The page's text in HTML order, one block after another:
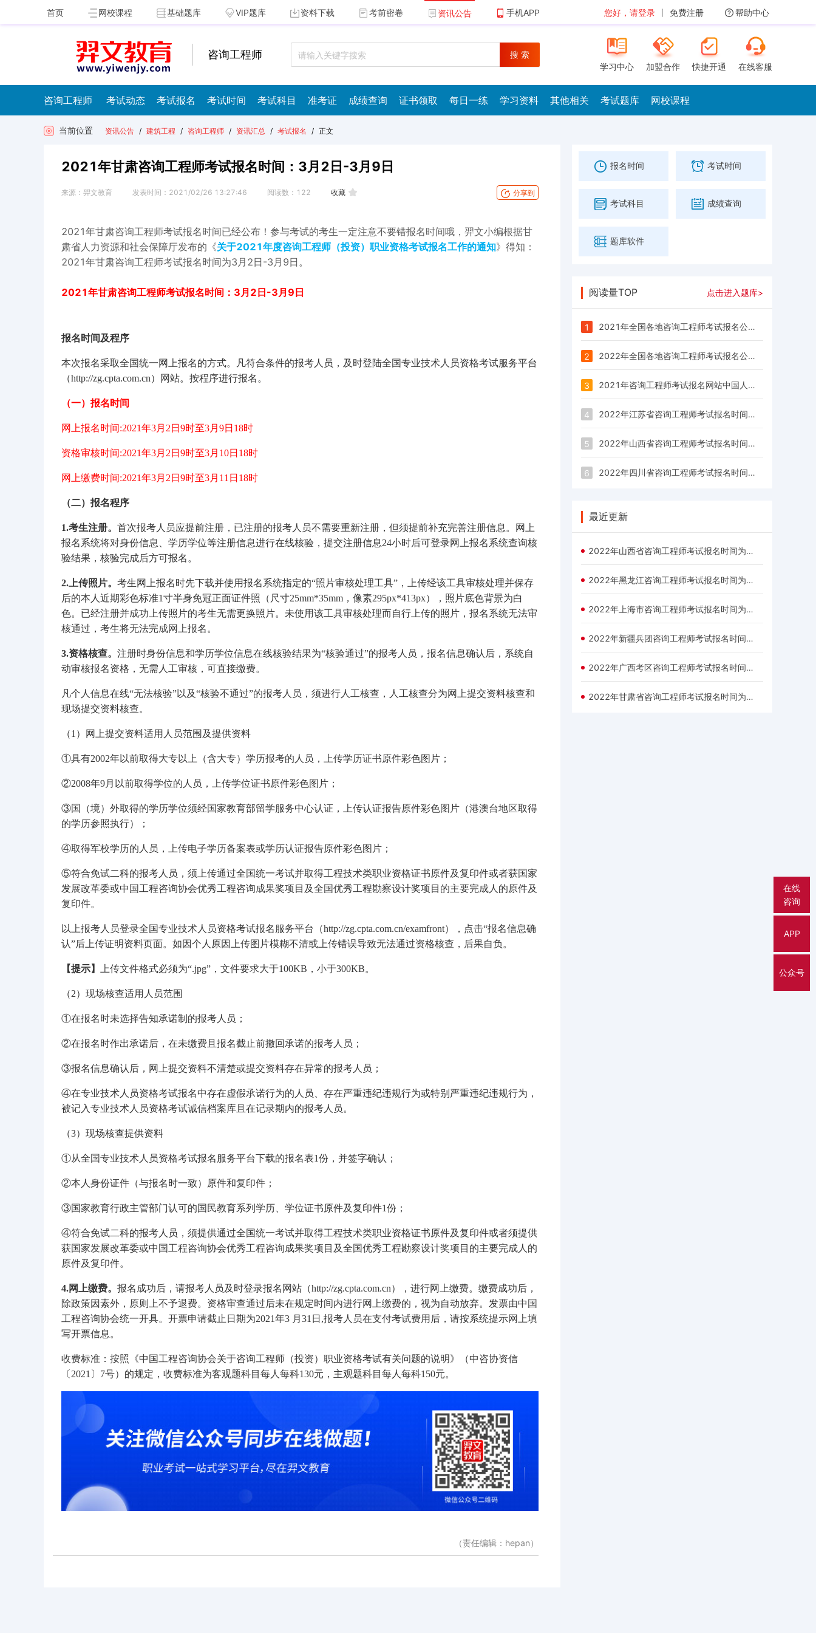
首页 网校课程 基础题库 VIP题库 资料下载 考前密卷 资讯公告 手机APP 您好，请登录 丨 免费注册 帮助中心
在线
咨询
APP
公众号
咨询工程师
搜 索
学习中心
加盟合作 快捷开通 在线客服
咨询工程师 考试动态 考试报名 考试时间 考试科目 准考证 成绩查询 证书领取 每日一练 学习资料 其他相关 考试题库 网校课程
当前位置 资讯公告 / 建筑工程 / 咨询工程师 / 资讯汇总 / 考试报名 / 正文
2021年甘肃咨询工程师考试报名时间：3月2日-3月9日
来源： 羿文教育 发表时间： 2021/02/26 13:27:46 阅读数： 122 收藏 分享到
2021年甘肃咨询工程师考试报名时间已经公布！参与考试的考生一定注意不要错报名时间哦，羿文小编根据甘
肃省人力资源和社会保障厅发布的《关于2021年度咨询工程师（投资）职业资格考试报名工作的通知》得知：
2021年甘肃咨询工程师考试报名时间为3月2日-3月9日。
2021年甘肃咨询工程师考试报名时间：3月2日-3月9日
报名时间及程序
本次报名采取全国统一网上报名的方式。凡符合条件的报考人员，及时登陆全国专业技术人员资格考试服务平台
（http://zg.cpta.com.cn）网站。按程序进行报名。
（一）报名时间
网上报名时间:2021年3月2日9时至3月9日18时
资格审核时间:2021年3月2日9时至3月10日18时
网上缴费时间:2021年3月2日9时至3月11日18时
（二）报名程序
1.考生注册。 首次报考人员应提前注册，已注册的报考人员不需要重新注册，但须提前补充完善注册信息。网上
报名系统将对身份信息、学历学位等注册信息进行在线核验，提交注册信息24小时后可登录网上报名系统查询核
验结果，核验完成后方可报名。
2.上传照片。 考生网上报名时先下载并使用报名系统指定的“照片审核处理工具”，上传经该工具审核处理并保存
后的本人近期彩色标准1寸半身免冠正面证件照（尺寸25mm*35mm，像素295px*413px），照片底色背景为白
色。已经注册并成功上传照片的考生无需更换照片。未使用该工具审核处理而自行上传的照片，报名系统无法审
核通过，考生将无法完成网上报名。
3.资格核查。 注册时身份信息和学历学位信息在线核验结果为“核验通过”的报考人员，报名信息确认后，系统自
动审核报名资格，无需人工审核，可直接缴费。
凡个人信息在线“无法核验”以及“核验不通过”的报考人员，须进行人工核查，人工核查分为网上提交资料核查和
现场提交资料核查。
（1）网上提交资料适用人员范围及提供资料
①具有2002年以前取得大专以上（含大专）学历报考的人员，上传学历证书原件彩色图片；
②2008年9月以前取得学位的人员，上传学位证书原件彩色图片；
③国（境）外取得的学历学位须经国家教育部留学服务中心认证，上传认证报告原件彩色图片（港澳台地区取得
的学历参照执行）；
④取得军校学历的人员，上传电子学历备案表或学历认证报告原件彩色图片；
⑤符合免试二科的报考人员，须上传通过全国统一考试并取得工程技术类职业资格证书原件及复印件或者获国家
发展改革委或中国工程咨询协会优秀工程咨询成果奖项目及全国优秀工程勘察设计奖项目的主要完成人的原件及
复印件。
以上报考人员登录全国专业技术人员资格考试报名服务平台（http://zg.cpta.com.cn/examfront），点击“报名信息确
认”后上传证明资料页面。如因个人原因上传图片模糊不清或上传错误导致无法通过资格核查，后果自负。
【提示】 上传文件格式必须为“.jpg”，文件要求大于100KB，小于300KB。
（2）现场核查适用人员范围
①在报名时未选择告知承诺制的报考人员；
②在报名时作出承诺后，在未缴费且报名截止前撤回承诺的报考人员；
③报名信息确认后，网上提交资料不清楚或提交资料存在异常的报考人员；
④在专业技术人员资格考试报名中存在虚假承诺行为的人员、存在严重违纪违规行为或特别严重违纪违规行为，
被记入专业技术人员资格考试诚信档案库且在记录期内的报考人员。
（3）现场核查提供资料
①从全国专业技术人员资格考试报名服务平台下载的报名表1份，并签字确认；
②本人身份证件（与报名时一致）原件和复印件；
③国家教育行政主管部门认可的国民教育系列学历、学位证书原件及复印件1份；
④符合免试二科的报考人员，须提供通过全国统一考试并取得工程技术类职业资格证书原件及复印件或者须提供
获国家发展改革委或中国工程咨询协会优秀工程咨询成果奖项目及全国优秀工程勘察设计奖项目的主要完成人的
原件及复印件。
4.网上缴费。 报名成功后，请报考人员及时登录报名网站（http://zg.cpta.com.cn），进行网上缴费。缴费成功后，
除政策因素外，原则上不予退费。资格审查通过后未在规定时间内进行网上缴费的，视为自动放弃。发票由中国
工程咨询协会统一开具。开票申请截止日期为2021年3 月31日,报考人员在支付考试费用后，请按系统提示网上填
写开票信息。
收费标准：按照《中国工程咨询协会关于咨询工程师（投资）职业资格考试有关问题的说明》（中咨协资信
〔2021〕7号）的规定，收费标准为客观题科目每人每科130元，主观题科目每人每科150元。
（责任编辑：hepan）
报名时间 考试时间
考试科目 成绩查询
题库软件
阅读量TOP 点击进入题库>
1 2021年全国各地咨询工程师考试报名公告/报名时间/报名入口汇总
2 2022年全国各地咨询工程师考试报名公告/报名时间/报名入口汇总
3 2021年咨询工程师考试报名网站中国人事考试网：www.cpta.com.cn
4 2022年江苏省咨询工程师考试报名时间为：2月25日—3月4日
5 2022年山西省咨询工程师考试报名时间为：3月3日—3月9日
6 2022年四川省咨询工程师考试报名时间为：2月28日—3月9日
最近更新
2022年山西省咨询工程师考试报名时间为：3月3日—3月9日
2022年黑龙江咨询工程师考试报名时间为：3月1日—3月7日
2022年上海市咨询工程师考试报名时间为：3月2日—3月9日
2022年新疆兵团咨询工程师考试报名时间为：2月28日—3月10日
2022年广西考区咨询工程师考试报名时间为：3月1日—3月8日
2022年甘肃省咨询工程师考试报名时间为：3月1日—3月8日